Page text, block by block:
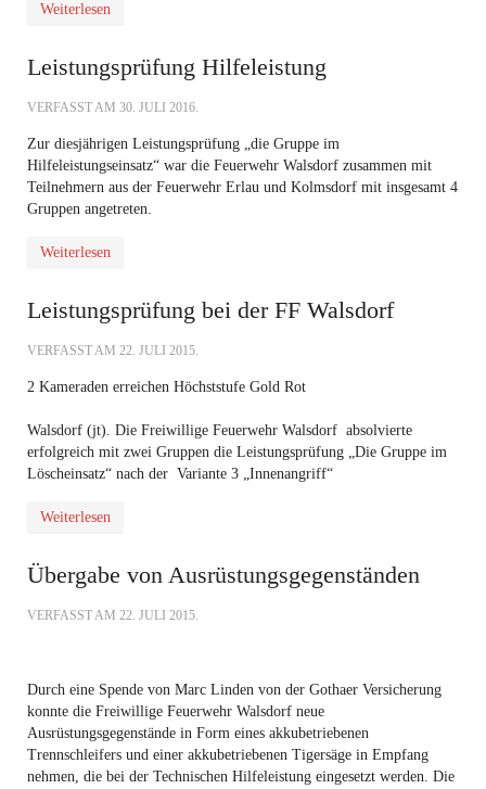
Weiterlesen
Leistungsprüfung Hilfeleistung
VERFASST AM 30. JULI 2016.
Zur diesjährigen Leistungsprüfung „die Gruppe im
Hilfeleistungseinsatz“ war die Feuerwehr Walsdorf zusammen mit
Teilnehmern aus der Feuerwehr Erlau und Kolmsdorf mit insgesamt 4
Gruppen angetreten.
Weiterlesen
Leistungsprüfung bei der FF Walsdorf
VERFASST AM 22. JULI 2015.
2 Kameraden erreichen Höchststufe Gold Rot
Walsdorf (jt). Die Freiwillige Feuerwehr Walsdorf absolvierte
erfolgreich mit zwei Gruppen die Leistungsprüfung „Die Gruppe im
Löscheinsatz“ nach der Variante 3 „Innenangriff“
Weiterlesen
Übergabe von Ausrüstungsgegenständen
VERFASST AM 22. JULI 2015.
Durch eine Spende von Marc Linden von der Gothaer Versicherung
konnte die Freiwillige Feuerwehr Walsdorf neue
Ausrüstungsgegenstände in Form eines akkubetriebenen
Trennschleifers und einer akkubetriebenen Tigersäge in Empfang
nehmen, die bei der Technischen Hilfeleistung eingesetzt werden. Die